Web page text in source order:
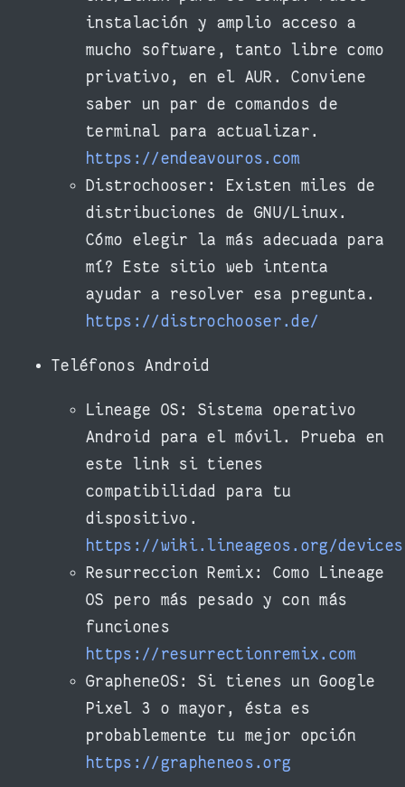
instalación y amplio acceso a
mucho software, tanto libre como
privativo, en el AUR. Conviene
saber un par de comandos de
terminal para actualizar.
https://endeavouros.com
Distrochooser: Existen miles de
distribuciones de GNU/Linux.
Cómo elegir la más adecuada para
mí? Este sitio web intenta
ayudar a resolver esa pregunta.
https://distrochooser.de/
Teléfonos Android
Lineage OS: Sistema operativo
Android para el móvil. Prueba en
este link si tienes
compatibilidad para tu
dispositivo.
https://wiki.lineageos.org/devices
Resurreccion Remix: Como Lineage
OS pero más pesado y con más
funciones
https://resurrectionremix.com
GrapheneOS: Si tienes un Google
Pixel 3 o mayor, ésta es
probablemente tu mejor opción
https://grapheneos.org